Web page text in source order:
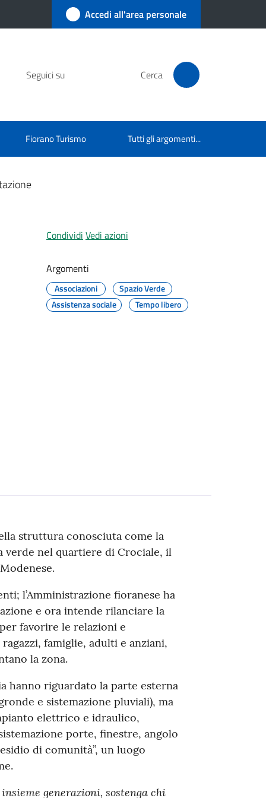
Accedi all'area personale
Seguici su Cerca
Fiorano Turismo Tutti gli argomenti...
Condividi Vedi azioni
Argomenti
Associazioni
Spazio Verde
Assistenza sociale
Tempo libero
struttura conosciuta come la
verde nel quartiere di Crociale, il
l’Amministrazione fioranese ha
e ora intende rilanciare la
favorire le relazioni e
famiglie, adulti e anziani,
la zona.
hanno riguardato la parte esterna
e sistemazione pluviali), ma
elettrico e idraulico,
porte, finestre, angolo
di comunità”, un luogo
generazioni, sostenga chi